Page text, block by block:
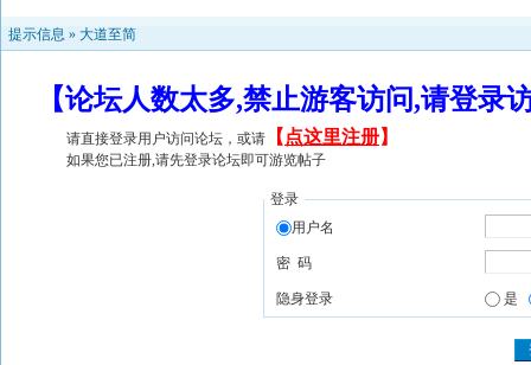
提示信息 » 大道至简
【论坛人数太多,禁止游客访问,请登
请直接登录用户访问论坛，或请 【 点这里注册】
如果您已注册,请先登录论坛即可游览帖子
登录
用户名
密 码
隐身登录 是